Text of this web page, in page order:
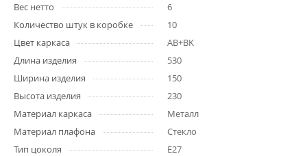
Вес нетто
6
Количество штук в коробке
10
Цвет каркаса
AB+BK
Длина изделия
530
Ширина изделия
150
Высота изделия
230
Материал каркаса
Металл
Материал плафона
Стекло
Тип цоколя
E27